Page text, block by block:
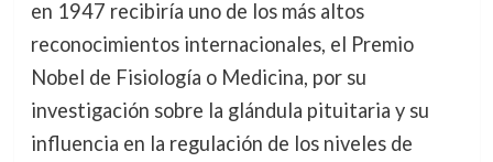
en 1947 recibiría uno de los más altos
reconocimientos internacionales, el Premio
Nobel de Fisiología o Medicina, por su
investigación sobre la glándula pituitaria y su
influencia en la regulación de los niveles de